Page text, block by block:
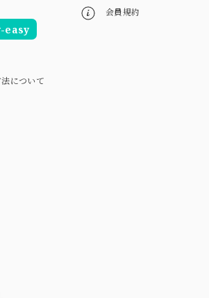
easy
について
会員規約